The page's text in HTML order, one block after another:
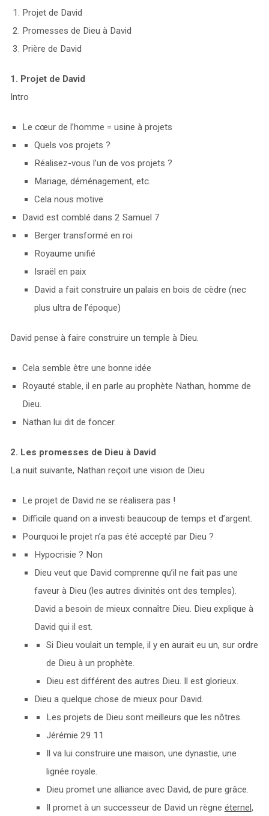
Projet de David
Promesses de Dieu à David
Prière de David
1. Projet de David
Intro
Le cœur de l’homme = usine à projets
Quels vos projets ?
Réalisez-vous l’un de vos projets ?
Mariage, déménagement, etc.
Cela nous motive
David est comblé dans 2 Samuel 7
Berger transformé en roi
Royaume unifié
Israël en paix
David a fait construire un palais en bois de cèdre (nec
plus ultra de l’époque)
David pense à faire construire un temple à Dieu.
Cela semble être une bonne idée
Royauté stable, il en parle au prophète Nathan, homme de
Dieu.
Nathan lui dit de foncer.
2. Les promesses de Dieu à David
La nuit suivante, Nathan reçoit une vision de Dieu
Le projet de David ne se réalisera pas !
Difficile quand on a investi beaucoup de temps et d’argent.
Pourquoi le projet n’a pas été accepté par Dieu ?
Hypocrisie ? Non
Dieu veut que David comprenne qu’il ne fait pas une
faveur à Dieu (les autres divinités ont des temples).
David a besoin de mieux connaître Dieu. Dieu explique à
David qui il est.
Si Dieu voulait un temple, il y en aurait eu un, sur ordre
de Dieu à un prophète.
Dieu est différent des autres Dieu. Il est glorieux.
Dieu a quelque chose de mieux pour David.
Les projets de Dieu sont meilleurs que les nôtres.
Jérémie 29.11
Il va lui construire une maison, une dynastie, une
lignée royale.
Dieu promet une alliance avec David, de pure grâce.
Il promet à un successeur de David un règne éternel,